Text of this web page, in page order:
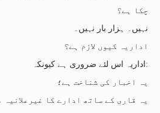
چکا ہے؟
نہیں۔ ہزار بار نہیں۔
اداریہ کیوں لازم ہے؟
اداریہ اس لئے ضروری ہے کیونکہ:
یہ اخبار کی شناخت ہے؛
یہ قاری کے ساتھ ادارے کا غیرعلانیہ